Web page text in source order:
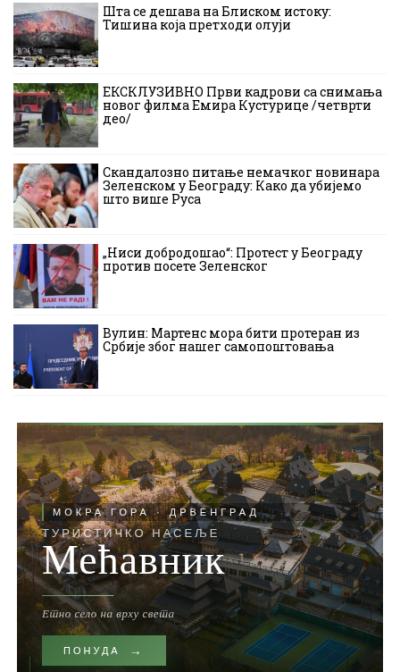
Шта се дешава на Блиском истоку:
Тишина која претходи олуји
ЕКСКЛУЗИВНО Први кадрови са снимања
новог филма Емира Кустурице /четврти
део/
Скандалозно питање немачког новинара
Зеленском у Београду: Како да убијемо
што више Руса
„Ниси добродошао“: Протест у Београду
против посете Зеленског
Вулин: Мартенс мора бити протеран из
Србије због нашег самопоштовања